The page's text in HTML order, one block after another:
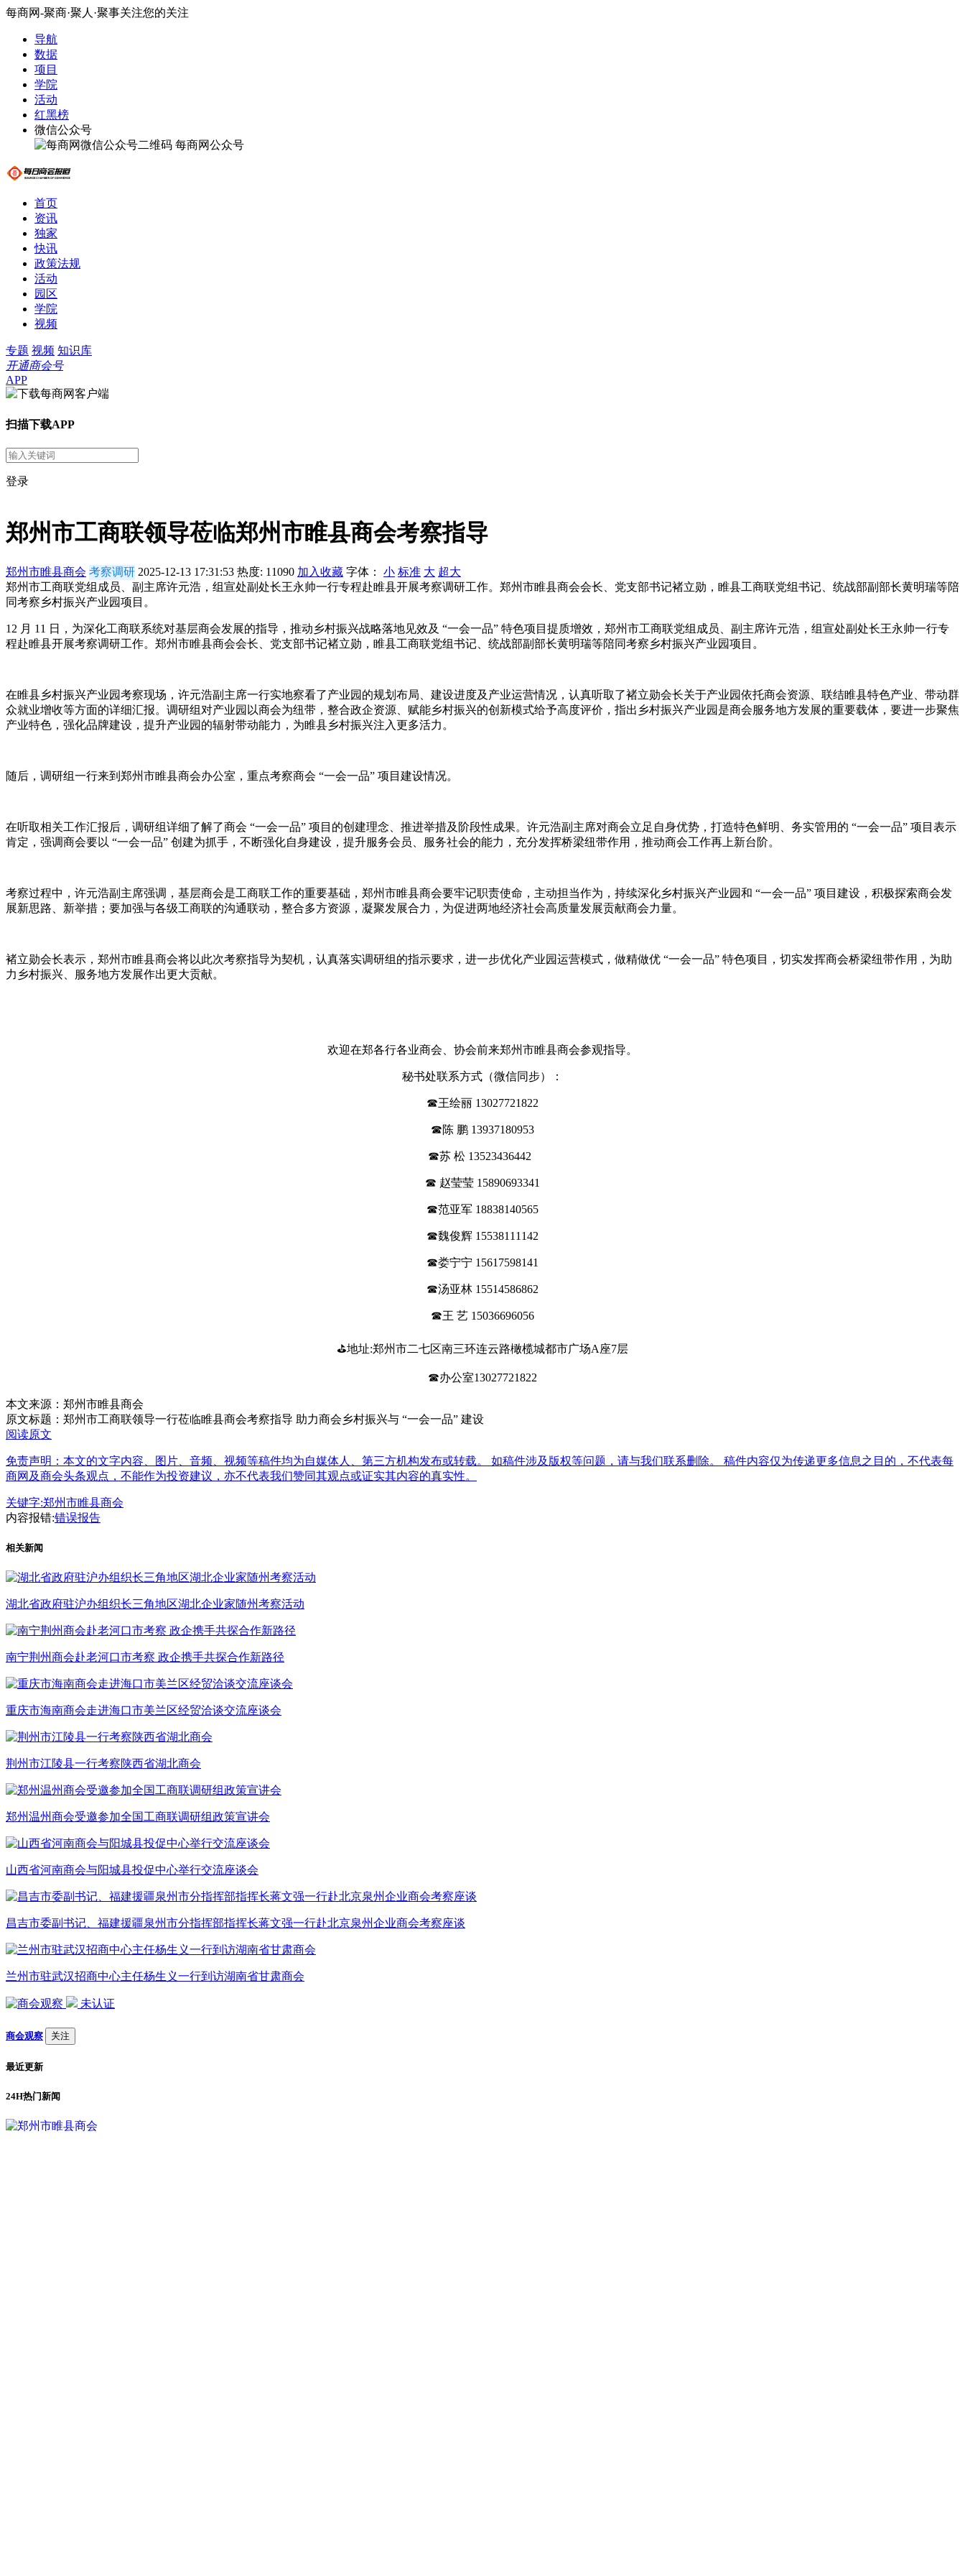
每商网-聚商·聚人·聚事关注您的关注
导航
数据
项目
学院
活动
红黑榜
微信公众号
每商网公众号
首页
资讯
独家
快讯
政策法规
活动
园区
学院
视频
专题 视频 知识库
开通商会号
APP
扫描下载APP
登录
郑州市工商联领导莅临郑州市睢县商会考察指导
郑州市睢县商会 考察调研 2025-12-13 17:31:53 热度: 11090 加入收藏 字体： 小 标准 大 超大
郑州市工商联党组成员、副主席许元浩，组宣处副处长王永帅一行专程赴睢县开展考察调研工作。郑州市睢县商会会长、党支部书记褚立勋，睢县工商联党组书记、统战部副部长黄明瑞等陪
同考察乡村振兴产业园项目。
12 月 11 日，为深化工商联系统对基层商会发展的指导，推动乡村振兴战略落地见效及 “一会一品” 特色项目提质增效，郑州市工商联党组成员、副主席许元浩，组宣处副处长王永帅一行专
程赴睢县开展考察调研工作。郑州市睢县商会会长、党支部书记褚立勋，睢县工商联党组书记、统战部副部长黄明瑞等陪同考察乡村振兴产业园项目。
在睢县乡村振兴产业园考察现场，许元浩副主席一行实地察看了产业园的规划布局、建设进度及产业运营情况，认真听取了褚立勋会长关于产业园依托商会资源、联结睢县特色产业、带动群
众就业增收等方面的详细汇报。调研组对产业园以商会为纽带，整合政企资源、赋能乡村振兴的创新模式给予高度评价，指出乡村振兴产业园是商会服务地方发展的重要载体，要进一步聚焦
产业特色，强化品牌建设，提升产业园的辐射带动能力，为睢县乡村振兴注入更多活力。
随后，调研组一行来到郑州市睢县商会办公室，重点考察商会 “一会一品” 项目建设情况。
在听取相关工作汇报后，调研组详细了解了商会 “一会一品” 项目的创建理念、推进举措及阶段性成果。许元浩副主席对商会立足自身优势，打造特色鲜明、务实管用的 “一会一品” 项目表示
肯定，强调商会要以 “一会一品” 创建为抓手，不断强化自身建设，提升服务会员、服务社会的能力，充分发挥桥梁纽带作用，推动商会工作再上新台阶。
考察过程中，许元浩副主席强调，基层商会是工商联工作的重要基础，郑州市睢县商会要牢记职责使命，主动担当作为，持续深化乡村振兴产业园和 “一会一品” 项目建设，积极探索商会发
展新思路、新举措；要加强与各级工商联的沟通联动，整合多方资源，凝聚发展合力，为促进两地经济社会高质量发展贡献商会力量。
褚立勋会长表示，郑州市睢县商会将以此次考察指导为契机，认真落实调研组的指示要求，进一步优化产业园运营模式，做精做优 “一会一品” 特色项目，切实发挥商会桥梁纽带作用，为助
力乡村振兴、服务地方发展作出更大贡献。
欢迎在郑各行各业商会、协会前来郑州市睢县商会参观指导。
秘书处联系方式（微信同步）：
☎王绘丽 13027721822
☎陈 鹏 13937180953
☎苏 松 13523436442
☎ 赵莹莹 15890693341
☎范亚军 18838140565
☎魏俊辉 15538111142
☎娄宁宁 15617598141
☎汤亚林 15514586862
☎王 艺 15036696056
⛳地址:郑州市二七区南三环连云路橄榄城都市广场A座7层
☎办公室13027721822
本文来源：郑州市睢县商会
原文标题： 郑州市工商联领导一行莅临睢县商会考察指导 助力商会乡村振兴与 “一会一品” 建设
阅读原文
免责声明：本文的文字内容、图片、音频、视频等稿件均为自媒体人、第三方机构发布或转载。 如稿件涉及版权等问题，请与我们联系删除。 稿件内容仅为传递更多信息之目的，不代表每
商网及商会头条观点，不能作为投资建议，亦不代表我们赞同其观点或证实其内容的真实性。
关键字:郑州市睢县商会
内容报错:错误报告
相关新闻
湖北省政府驻沪办组织长三角地区湖北企业家随州考察活动
南宁荆州商会赴老河口市考察 政企携手共探合作新路径
重庆市海南商会走进海口市美兰区经贸洽谈交流座谈会
荆州市江陵县一行考察陕西省湖北商会
郑州温州商会受邀参加全国工商联调研组政策宣讲会
山西省河南商会与阳城县投促中心举行交流座谈会
昌吉市委副书记、福建援疆泉州市分指挥部指挥长蒋文强一行赴北京泉州企业商会考察座谈
兰州市驻武汉招商中心主任杨生义一行到访湖南省甘肃商会
未认证
商会观察 关注
最近更新
24H热门新闻
1